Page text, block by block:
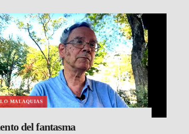
MALAQUIAS
del fantasma